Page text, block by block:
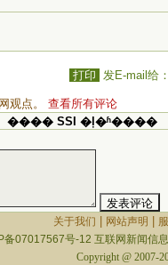
打印 发E-mail给
观点。 查看所有评论
���� SSI �ļ�ʱ����
关于我们 网站声明
备07017567号-12 互联网新闻信
Copyright @ 2007-